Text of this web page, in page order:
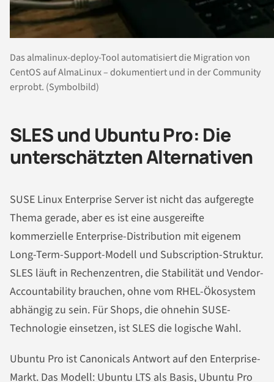
Das almalinux-deploy-Tool automatisiert die Migration von
CentOS auf AlmaLinux – dokumentiert und in der Community
erprobt. (Symbolbild)
SLES und Ubuntu Pro: Die
unterschätzten Alternativen
SUSE Linux Enterprise Server ist nicht das aufgeregte
Thema gerade, aber es ist eine ausgereifte
kommerzielle Enterprise-Distribution mit eigenem
Long-Term-Support-Modell und Subscription-Struktur.
SLES läuft in Rechenzentren, die Stabilität und Vendor-
Accountability brauchen, ohne vom RHEL-Ökosystem
abhängig zu sein. Für Shops, die ohnehin SUSE-
Technologie einsetzen, ist SLES die logische Wahl.
Ubuntu Pro ist Canonicals Antwort auf den Enterprise-
Markt. Das Modell: Ubuntu LTS als Basis, Ubuntu Pro